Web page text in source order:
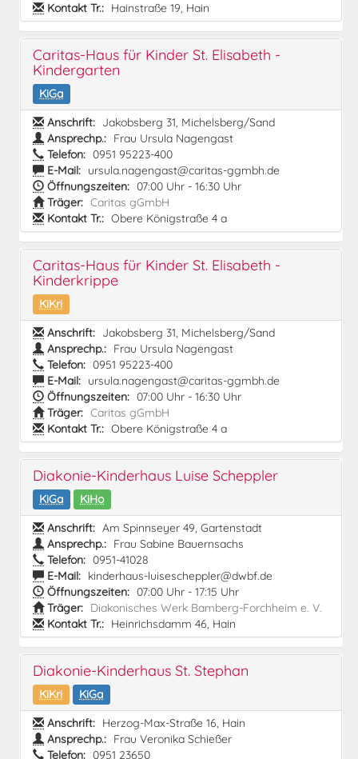
Kontakt Tr.: Hainstraße 19, Hain
Caritas-Haus für Kinder St. Elisabeth -
Kindergarten
KiGa
Anschrift: Jakobsberg 31, Michelsberg/Sand
Ansprechp.: Frau Ursula Nagengast
Telefon: 0951 95223-400
E-Mail: ursula.nagengast@caritas-ggmbh.de
Öffnungszeiten: 07:00 Uhr - 16:30 Uhr
Träger: Caritas gGmbH
Kontakt Tr.: Obere Königstraße 4 a
Caritas-Haus für Kinder St. Elisabeth -
Kinderkrippe
KiKri
Anschrift: Jakobsberg 31, Michelsberg/Sand
Ansprechp.: Frau Ursula Nagengast
Telefon: 0951 95223-400
E-Mail: ursula.nagengast@caritas-ggmbh.de
Öffnungszeiten: 07:00 Uhr - 16:30 Uhr
Träger: Caritas gGmbH
Kontakt Tr.: Obere Königstraße 4 a
Diakonie-Kinderhaus Luise Scheppler
KiGa
KiHo
Anschrift: Am Spinnseyer 49, Gartenstadt
Ansprechp.: Frau Sabine Bauernsachs
Telefon: 0951-41028
E-Mail: kinderhaus-luisescheppler@dwbf.de
Öffnungszeiten: 07:00 Uhr - 17:15 Uhr
Träger: Diakonisches Werk Bamberg-Forchheim e. V.
Kontakt Tr.: Heinrichsdamm 46, Hain
Diakonie-Kinderhaus St. Stephan
KiKri
KiGa
Anschrift: Herzog-Max-Straße 16, Hain
Ansprechp.: Frau Veronika Schießer
Telefon: 0951 23650